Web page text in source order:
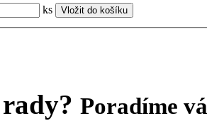
ks Vložit do košíku
Poradíme